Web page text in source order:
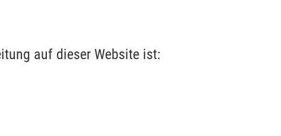
auf dieser Website ist: